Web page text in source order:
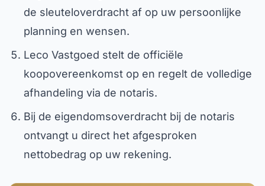
de sleuteloverdracht af op uw persoonlijke
planning en wensen.
Leco Vastgoed stelt de officiële
koopovereenkomst op en regelt de volledige
afhandeling via de notaris.
Bij de eigendomsoverdracht bij de notaris
ontvangt u direct het afgesproken
nettobedrag op uw rekening.